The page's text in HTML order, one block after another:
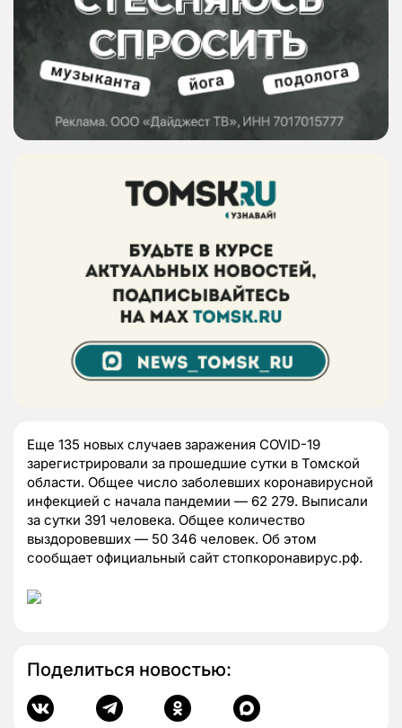
Еще 135 новых случаев заражения COVID-19
зарегистрировали за прошедшие сутки в Томской
области. Общее число заболевших коронавирусной
инфекцией с начала пандемии — 62 279. Выписали
за сутки 391 человека. Общее количество
выздоровевших — 50 346 человек. Об этом
сообщает официальный сайт стопкоронавирус.рф.
Поделиться новостью: